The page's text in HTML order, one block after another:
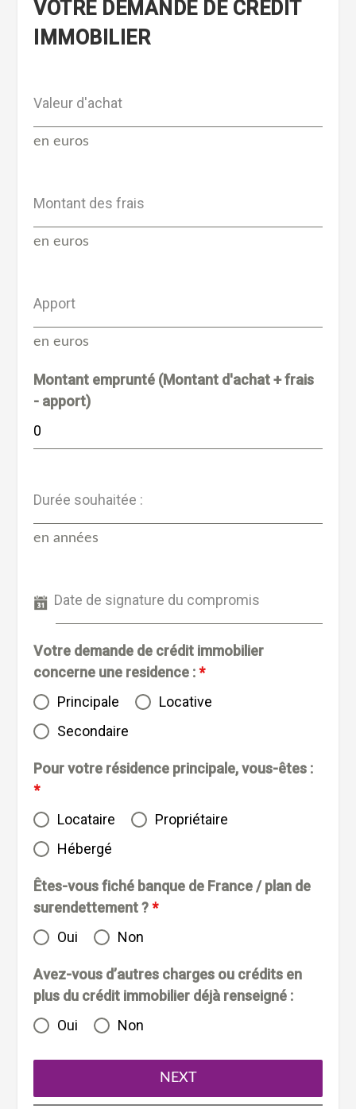
VOTRE DEMANDE DE CRÉDIT
IMMOBILIER
Valeur d'achat
en euros
Montant des frais
en euros
Apport
en euros
Montant emprunté (Montant d'achat + frais
- apport)
Durée souhaitée :
en années
Date de signature du compromis
Votre demande de crédit immobilier
concerne une residence :*
Principale
Locative
Secondaire
Pour votre résidence principale, vous-êtes :
*
Locataire
Propriétaire
Hébergé
Êtes-vous fiché banque de France / plan de
surendettement ?*
Oui
Non
Avez-vous d’autres charges ou crédits en
plus du crédit immobilier déjà renseigné :
Oui
Non
NEXT